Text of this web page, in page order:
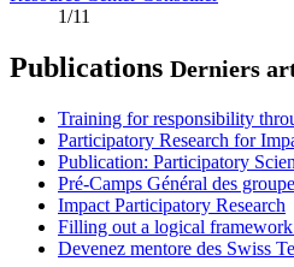
1/11
Publications Derniers
Training for responsibility
Participatory Research for
Publication: Participatory
Pré-Camps Général des
Impact Participatory Research
Filling out a logical
Devenez mentore des Swiss